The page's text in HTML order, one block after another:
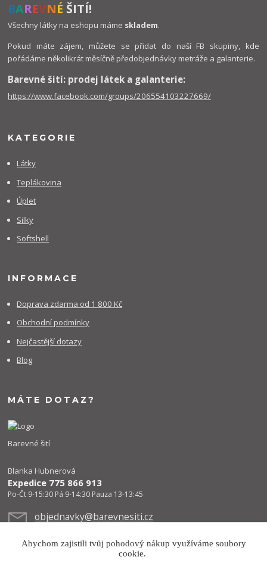
BAREVNÉ ŠITÍ!
Všechny látky na eshopu máme skladem.
Pokud máte zájem, můžete se přidat do naší FB skupiny, kde
pořádáme několikrát měsíčně předobjednávky metráže a galanterie.
Barevné šití: prodej látek a galanterie:
https://www.facebook.com/groups/206554103227669/
KATEGORIE
Látky
Teplákovina
Úplet
Silky
Softshell
INFORMACE
Doprava zdarma od 1 800 Kč
Obchodní podmínky
Nejčastější dotazy
Blog
MÁTE DOTAZ?
Barevné šití
Blanka Hubnerová
Expedice 775 866 913
Po-Čt 9-15:30 Pá 9-14:30 Pauza 13-13:45
objednavky@barevnesiti.cz
Abychom zajistili tvůj pohodový nákup využíváme soubory
cookie.